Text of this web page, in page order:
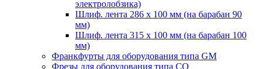
электролобзика)
Шлиф. лента 286 х 100 мм (на барабан 90
мм)
Шлиф. лента 315 х 100 мм (на барабан 100
мм)
Франкфурты для оборудования типа GM
Фрезы для оборудования типа СО